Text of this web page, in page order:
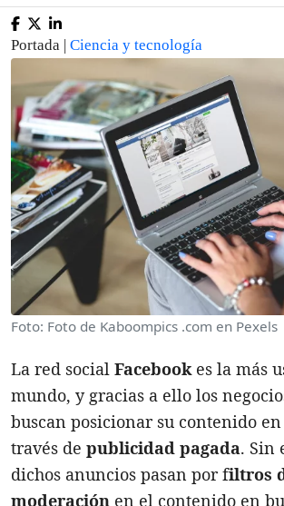
Portada | Ciencia y tecnología
Foto: Foto de Kaboompics .com en Pexels
La red social Facebook es la más
mundo, y gracias a ello los
buscan posicionar su contenido
través de publicidad pagada. Sin
dichos anuncios pasan por filtros
moderación en el contenido en